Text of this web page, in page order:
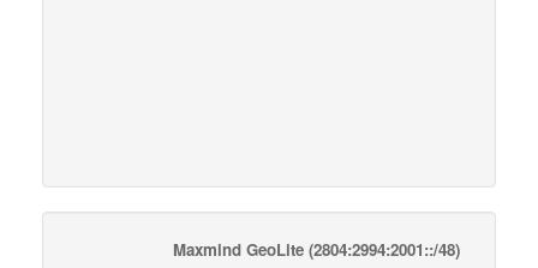
Maxmind GeoLite (2804:2994:2001::/48)